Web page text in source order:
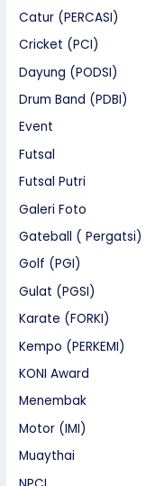
Catur (PERCASI)
Cricket (PCI)
Dayung (PODSI)
Drum Band (PDBI)
Event
Futsal
Futsal Putri
Galeri Foto
Gateball ( Pergatsi)
Golf (PGI)
Gulat (PGSI)
Karate (FORKI)
Kempo (PERKEMI)
KONI Award
Menembak
Motor (IMI)
Muaythai